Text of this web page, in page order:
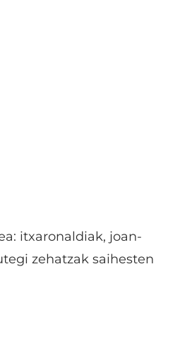
itxaronaldiak, joan-
zehatzak saihesten